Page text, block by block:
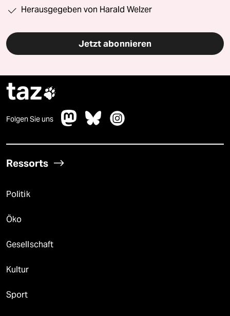
Herausgegeben von Harald Welzer
Jetzt abonnieren
taz
Folgen Sie uns
Ressorts
Politik
Öko
Gesellschaft
Kultur
Sport